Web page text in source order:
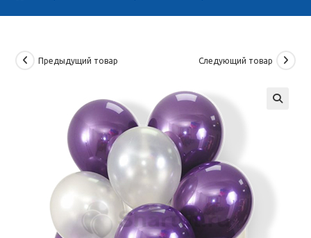
Предыдущий товар Следующий товар